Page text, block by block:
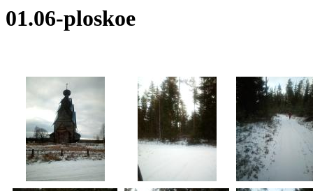
01.06-ploskoe